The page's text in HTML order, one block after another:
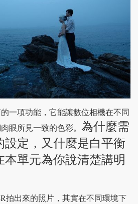
一項功能，它能讓數位相機在不同
眼所見一致的色彩。 為什麼需
設定，又什麼是白平衡
本單元為你說清楚講明
拍出來的照片，其實在不同環境下